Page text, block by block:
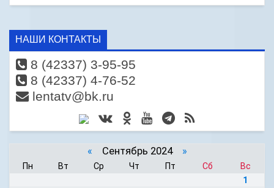
НАШИ КОНТАКТЫ
8 (42337) 3-95-95
8 (42337) 4-76-52
lentatv@bk.ru
« Сентябрь 2024 »
Пн Вт Ср Чт Пт Сб
Вс
1